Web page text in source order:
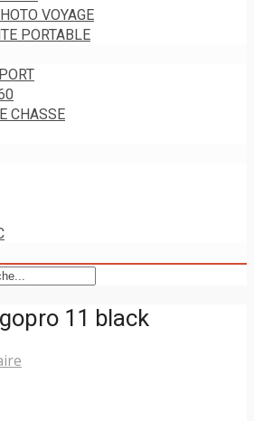
VOYAGE
PORTABLE
CHASSE
11 black